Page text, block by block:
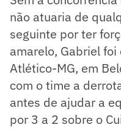
não atuaria de
seguinte por ter
amarelo, Gabriel
Atlético-MG, em
com o time a
antes de ajudar a
por 3 a 2 sobre o